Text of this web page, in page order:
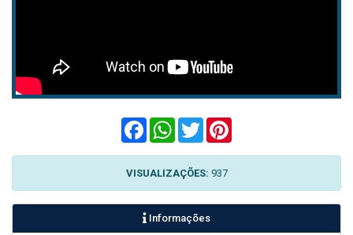
FacebookWhatsApp
Twitter
VISUALIZAÇÕES: 937
Informações